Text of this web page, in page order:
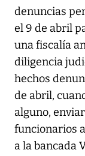
denuncias
el 9 de abril
una fiscalía
diligencia
hechos
de abril,
alguno,
funcionarios
a la bancada